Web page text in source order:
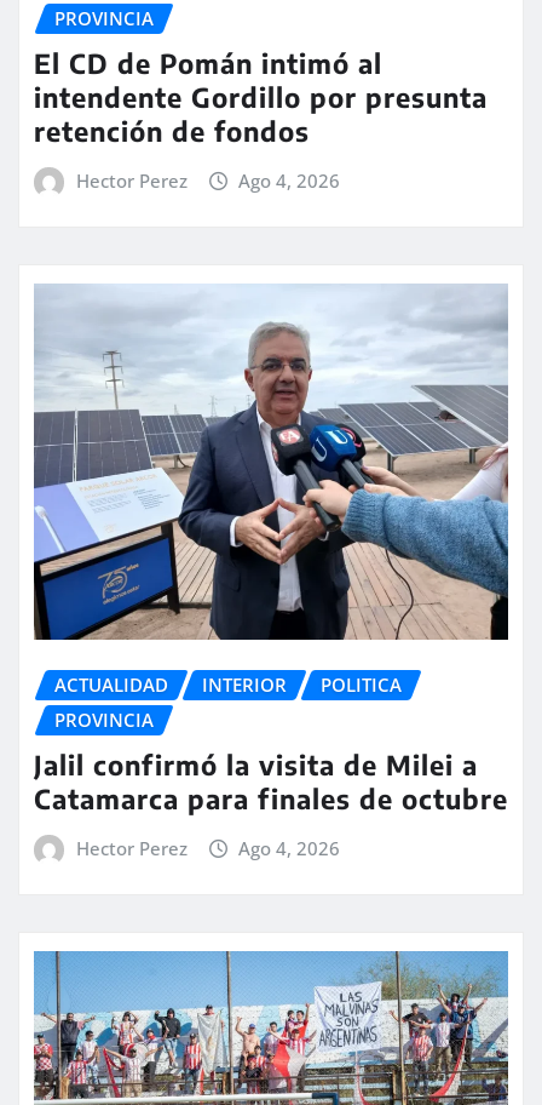
PROVINCIA
El CD de Pomán intimó al
intendente Gordillo por presunta
retención de fondos
Hector Perez Ago 4, 2026
ACTUALIDAD INTERIOR
POLITICA
PROVINCIA
Jalil confirmó la visita de Milei a
Catamarca para finales de octubre
Hector Perez Ago 4, 2026